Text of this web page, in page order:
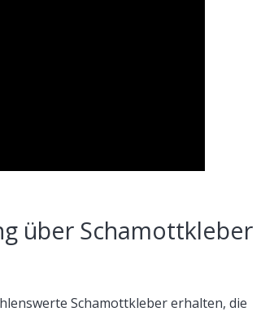
über Schamottkleber
Schamottkleber erhalten, die